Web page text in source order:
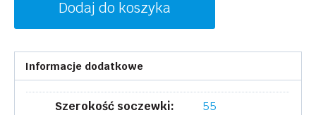
SK2131
KRETSLOPP
001
Dodaj do koszyka
Informacje dodatkowe
Szerokość soczewki:
55